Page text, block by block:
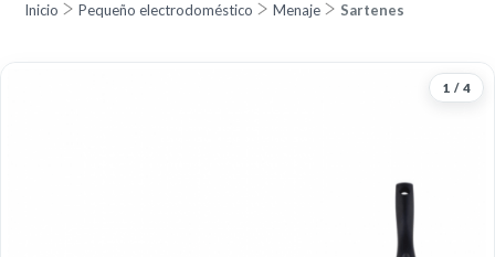
Inicio Pequeño electrodoméstico Menaje Sartenes
1 / 4